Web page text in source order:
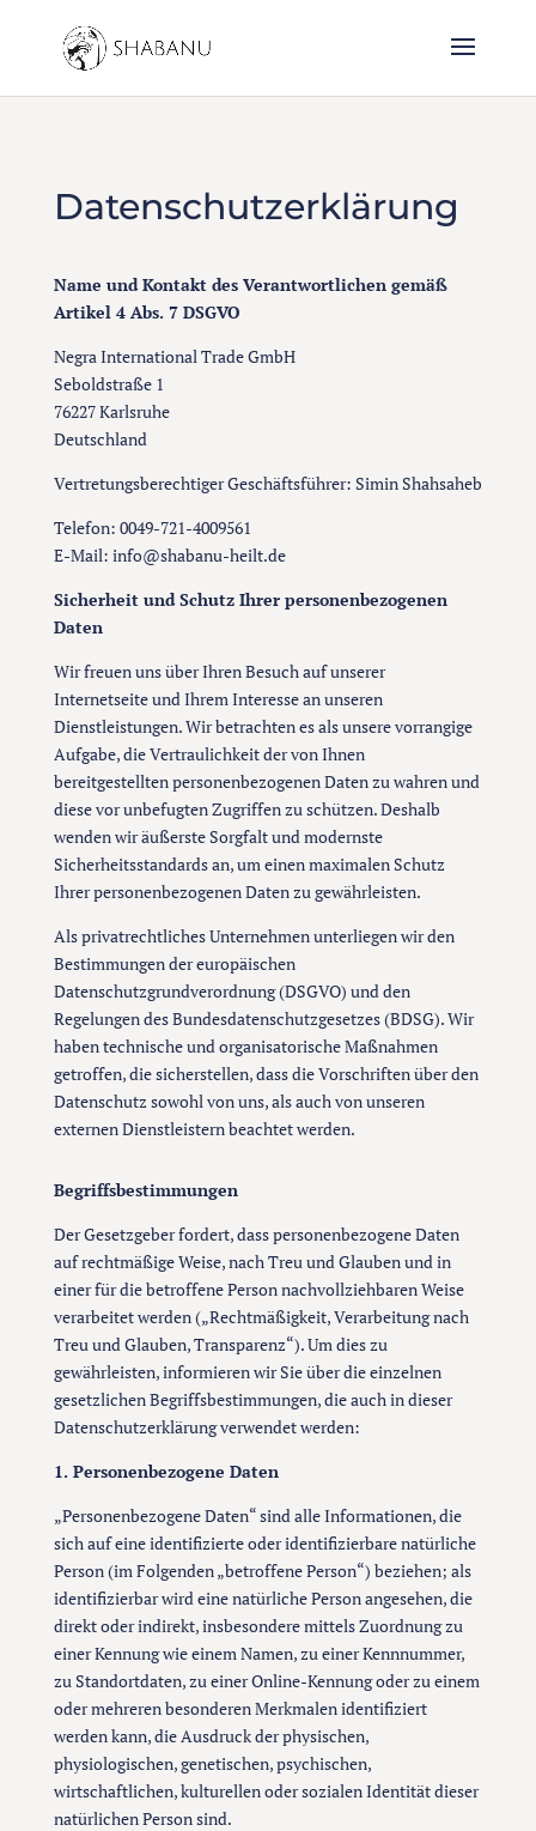
Datenschutzerklärung
Name und Kontakt des Verantwortlichen gemäß
Artikel 4 Abs. 7 DSGVO
Negra International Trade GmbH
Seboldstraße 1
76227 Karlsruhe
Deutschland
Vertretungsberechtiger Geschäftsführer: Simin Shahsaheb
Telefon: 0049-721-4009561
E-Mail: info@shabanu-heilt.de
Sicherheit und Schutz Ihrer personenbezogenen
Daten
Wir freuen uns über Ihren Besuch auf unserer
Internetseite und Ihrem Interesse an unseren
Dienstleistungen. Wir betrachten es als unsere vorrangige
Aufgabe, die Vertraulichkeit der von Ihnen
bereitgestellten personenbezogenen Daten zu wahren und
diese vor unbefugten Zugriffen zu schützen. Deshalb
wenden wir äußerste Sorgfalt und modernste
Sicherheitsstandards an, um einen maximalen Schutz
Ihrer personenbezogenen Daten zu gewährleisten.
Als privatrechtliches Unternehmen unterliegen wir den
Bestimmungen der europäischen
Datenschutzgrundverordnung (DSGVO) und den
Regelungen des Bundesdatenschutzgesetzes (BDSG). Wir
haben technische und organisatorische Maßnahmen
getroffen, die sicherstellen, dass die Vorschriften über den
Datenschutz sowohl von uns, als auch von unseren
externen Dienstleistern beachtet werden.
Begriffsbestimmungen
Der Gesetzgeber fordert, dass personenbezogene Daten
auf rechtmäßige Weise, nach Treu und Glauben und in
einer für die betroffene Person nachvollziehbaren Weise
verarbeitet werden („Rechtmäßigkeit, Verarbeitung nach
Treu und Glauben, Transparenz“). Um dies zu
gewährleisten, informieren wir Sie über die einzelnen
gesetzlichen Begriffsbestimmungen, die auch in dieser
Datenschutzerklärung verwendet werden:
1. Personenbezogene Daten
„Personenbezogene Daten“ sind alle Informationen, die
sich auf eine identifizierte oder identifizierbare natürliche
Person (im Folgenden „betroffene Person“) beziehen; als
identifizierbar wird eine natürliche Person angesehen, die
direkt oder indirekt, insbesondere mittels Zuordnung zu
einer Kennung wie einem Namen, zu einer Kennnummer,
zu Standortdaten, zu einer Online-Kennung oder zu einem
oder mehreren besonderen Merkmalen identifiziert
werden kann, die Ausdruck der physischen,
physiologischen, genetischen, psychischen,
wirtschaftlichen, kulturellen oder sozialen Identität dieser
natürlichen Person sind.